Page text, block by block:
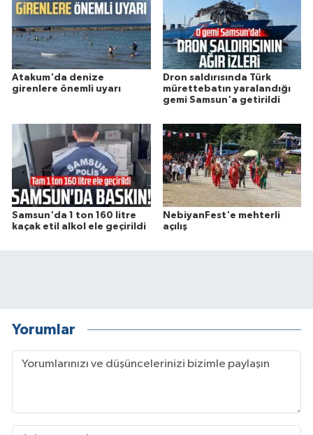
Atakum'da denize
girenlere önemli uyarı
Dron saldırısında Türk
mürettebatın yaralandığı
gemi Samsun'a getirildi
Samsun'da 1 ton 160 litre
kaçak etil alkol ele geçirildi
NebiyanFest'e mehterli
açılış
Yorumlar